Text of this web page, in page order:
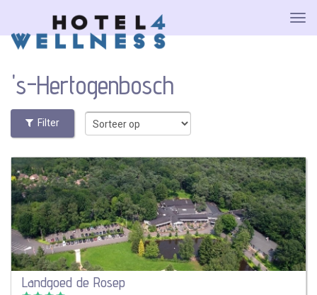
's-Hertogenbosch
Filter
Landgoed de Rosep